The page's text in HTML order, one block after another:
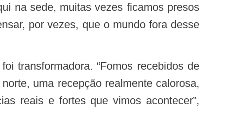
na sede, muitas vezes ficamos presos
por vezes, que o mundo fora desse
uma recepção realmente calorosa,
reais e fortes que vimos acontecer”,